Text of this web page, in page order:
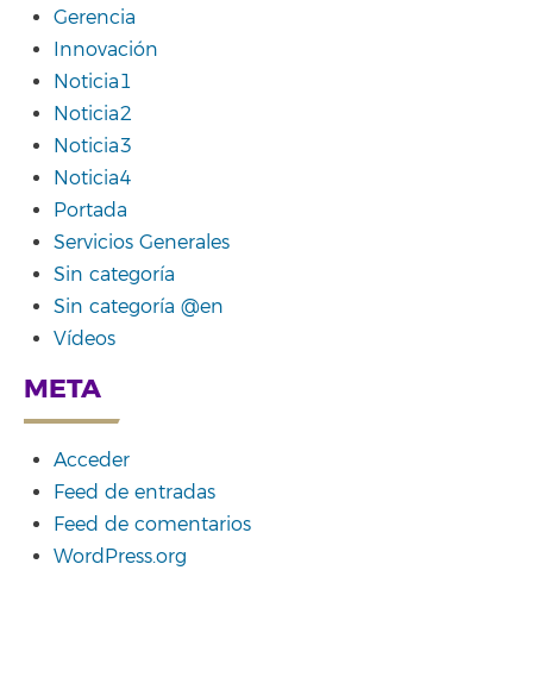
Gerencia
Innovación
Noticia1
Noticia2
Noticia3
Noticia4
Portada
Servicios Generales
Sin categoría
Sin categoría @en
Vídeos
META
Acceder
Feed de entradas
Feed de comentarios
WordPress.org